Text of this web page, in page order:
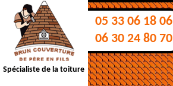
Spécialiste de la toiture
05 33 06 18 06
06 30 24 80 70